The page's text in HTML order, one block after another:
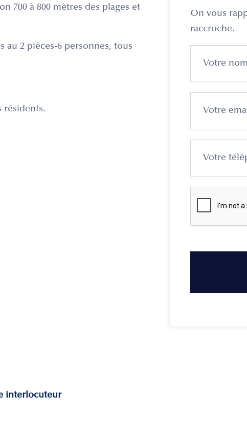
700 à 800 mètres des plages et
au 2 pièces-6 personnes, tous
résidents.
interlocuteur
On vous
raccroche.